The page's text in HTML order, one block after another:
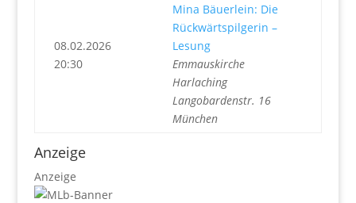
08.02.2026
20:30
Mina Bäuerlein: Die
Rückwärtspilgerin –
Lesung
Emmauskirche
Harlaching
Langobardenstr. 16
München
Anzeige
Anzeige